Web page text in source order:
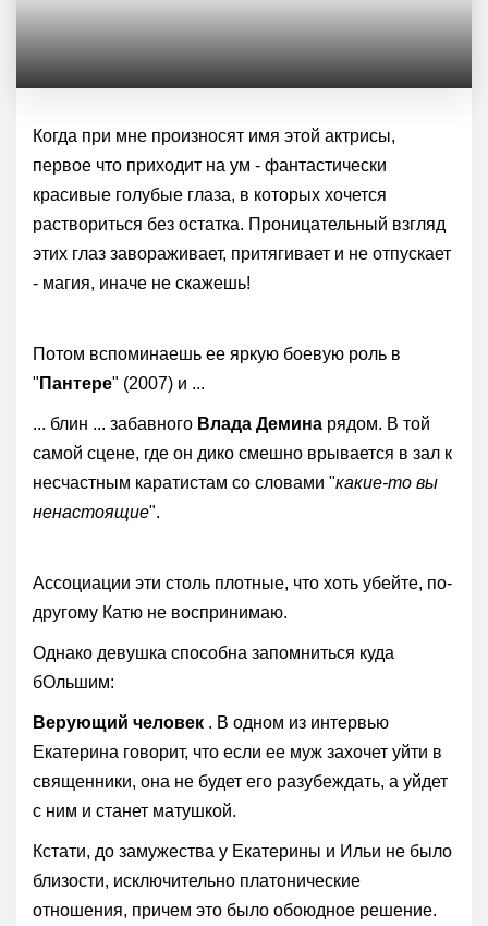
Когда при мне произносят имя этой актрисы,
первое что приходит на ум - фантастически
красивые голубые глаза, в которых хочется
раствориться без остатка. Проницательный взгляд
этих глаз завораживает, притягивает и не отпускает
- магия, иначе не скажешь!
Потом вспоминаешь ее яркую боевую роль в
" Пантере" (2007) и ...
... блин ... забавного Влада Демина рядом. В той
самой сцене, где он дико смешно врывается в зал к
несчастным каратистам со словами "какие-то вы
ненастоящие".
Ассоциации эти столь плотные, что хоть убейте, по-
другому Катю не воспринимаю.
Однако девушка способна запомниться куда
бОльшим:
Верующий человек . В одном из интервью
Екатерина говорит, что если ее муж захочет уйти в
священники, она не будет его разубеждать, а уйдет
с ним и станет матушкой.
Кстати, до замужества у Екатерины и Ильи не было
близости, исключительно платонические
отношения, причем это было обоюдное решение.